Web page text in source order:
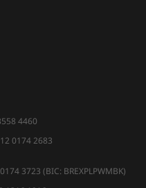
4460
0174 2683
3723 (BIC: BREXPLPWMBK)